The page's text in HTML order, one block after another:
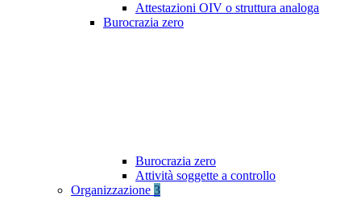
Attestazioni OIV o struttura analoga
Burocrazia zero
Burocrazia zero
Attività soggette a controllo
Organizzazione 3